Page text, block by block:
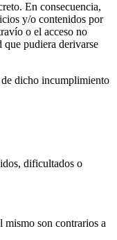
En consecuencia,
y/o contenidos por
o el acceso no
pudiera derivarse
de dicho incumplimiento
dificultados o
son contrarios a